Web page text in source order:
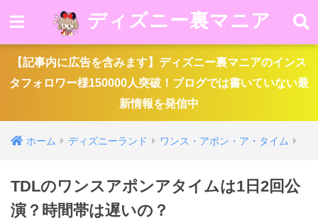
ディズニー裏マニア
【記事内に広告を含みます】ディズニー裏マニアのインス
タフォロワー様150000人突破！ブログでは書いていない最
新情報を発信中
ホーム ディズニーランド ワンス・アポン・ア・タイム
TDLのワンスアポンアタイムは1日2回公
演？時間帯は遅いの？